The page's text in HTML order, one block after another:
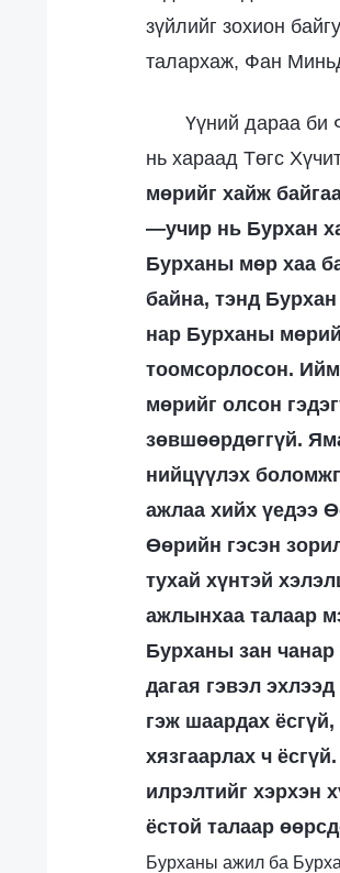
зүйлийг зохион
талархаж, Фан
Үүний дараа би
нь хараад Төгс
мөрийг хайж
—учир нь Бурхан
Бурханы мөр хаа
байна, тэнд
нар Бурханы
тоомсорлосон.
мөрийг олсон
зөвшөөрдөггүй.
нийцүүлэх
ажлаа хийх үедээ
Өөрийн гэсэн
тухай хүнтэй
ажлынхаа талаар
Бурханы зан
дагая гэвэл
гэж шаардах
хязгаарлах ч
илрэлтийг хэрхэн
ёстой талаар
Бурханы ажил ба